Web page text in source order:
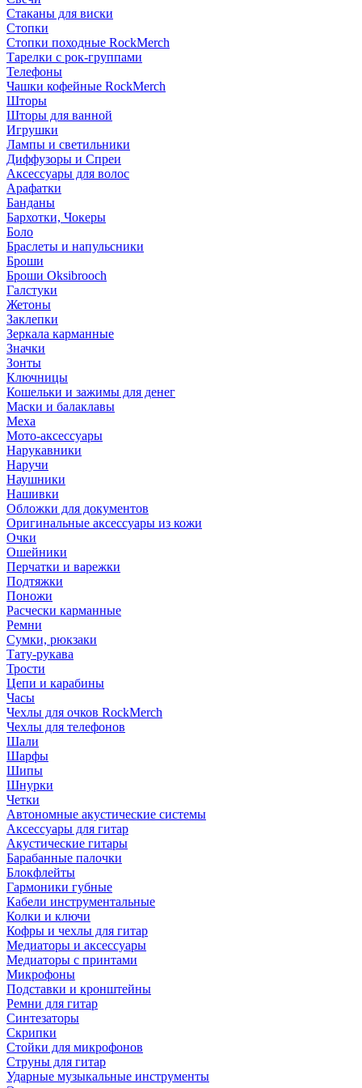
Стаканы для виски
Стопки
Стопки походные RockMerch
Тарелки с рок-группами
Телефоны
Чашки кофейные RockMerch
Шторы
Шторы для ванной
Игрушки
Лампы и светильники
Диффузоры и Спреи
Аксессуары для волос
Арафатки
Банданы
Бархотки, Чокеры
Боло
Браслеты и напульсники
Броши
Броши Oksibrooch
Галстуки
Жетоны
Заклепки
Зеркала карманные
Значки
Зонты
Ключницы
Кошельки и зажимы для денег
Маски и балаклавы
Меха
Мото-аксессуары
Нарукавники
Наручи
Наушники
Нашивки
Обложки для документов
Оригинальные аксессуары из кожи
Очки
Ошейники
Перчатки и варежки
Подтяжки
Поножи
Расчески карманные
Ремни
Сумки, рюкзаки
Тату-рукава
Трости
Цепи и карабины
Часы
Чехлы для очков RockMerch
Чехлы для телефонов
Шали
Шарфы
Шипы
Шнурки
Четки
Автономные акустические системы
Аксессуары для гитар
Акустические гитары
Барабанные палочки
Блокфлейты
Гармоники губные
Кабели инструментальные
Колки и ключи
Кофры и чехлы для гитар
Медиаторы и аксессуары
Медиаторы с принтами
Микрофоны
Подставки и кронштейны
Ремни для гитар
Синтезаторы
Скрипки
Стойки для микрофонов
Струны для гитар
Ударные музыкальные инструменты